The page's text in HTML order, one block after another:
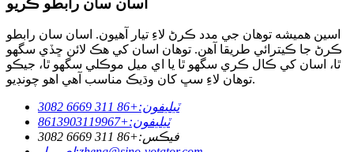
اسان سان رابطو ڪريو
اسين هميشه توهان جي مدد ڪرڻ لاءِ تيار آهيون. اسان سان رابطو
ڪرڻ جا ڪيترائي طريقا آهن. توهان اسان کي هڪ لائن ڇڏي سگهو
ٿا، اسان کي ڪال ڪري سگهو ٿا يا اي ميل موڪلي سگهو ٿا، جيڪو
توهان لاءِ سڀ کان وڌيڪ مناسب آهي اهو چونڊيو.
ٽيليفون:+86 311 6669 3082
ٽيليفون:+8613903119967
فيڪس:+86 311 6669 3082